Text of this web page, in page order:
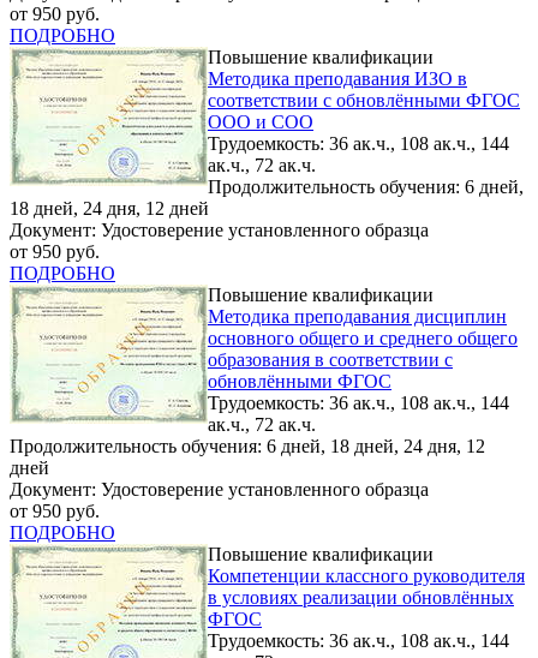
от 950 руб.
ПОДРОБНО
Повышение квалификации
Методика преподавания ИЗО в
соответствии с обновлёнными ФГОС
ООО и СОО
Трудоемкость: 36 ак.ч., 108 ак.ч., 144
ак.ч., 72 ак.ч.
Продолжительность обучения: 6 дней,
18 дней, 24 дня, 12 дней
Документ: Удостоверение установленного образца
от 950 руб.
ПОДРОБНО
Повышение квалификации
Методика преподавания дисциплин
основного общего и среднего общего
образования в соответствии с
обновлёнными ФГОС
Трудоемкость: 36 ак.ч., 108 ак.ч., 144
ак.ч., 72 ак.ч.
Продолжительность обучения: 6 дней, 18 дней, 24 дня, 12
дней
Документ: Удостоверение установленного образца
от 950 руб.
ПОДРОБНО
Повышение квалификации
Компетенции классного руководителя
в условиях реализации обновлённых
ФГОС
Трудоемкость: 36 ак.ч., 108 ак.ч., 144